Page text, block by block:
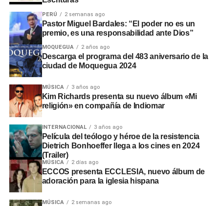
ingenieros residentes o inspectores.
Consecuencias y
recomendaciones ante El Niño
Las situaciones adversas detectadas comprometen la
seguridad ante posibles inundaciones. Por ello, la
entidad fiscalizadora recomendó a las autoridades
locales y regionales adoptar medidas urgentes para
proteger viviendas, familias y zonas de cultivo.
PERÚ 2 semanas ago
Pastor Miguel Bardales: “El poder no es un
premio, es una responsabilidad ante Dios”
MOQUEGUA 2 años ago
Descarga el programa del 483 aniversario de la
ciudad de Moquegua 2024
MÚSICA 3 años ago
Kim Richards presenta su nuevo álbum «Mi
religión» en compañía de Indiomar
INTERNACIONAL 3 años ago
Película del teólogo y héroe de la resistencia
Dietrich Bonhoeffer llega a los cines en 2024
(Trailer)
MÚSICA 2 días ago
ECCOS presenta ECCLESIA, nuevo álbum de
adoración para la iglesia hispana
MÚSICA 2 semanas ago